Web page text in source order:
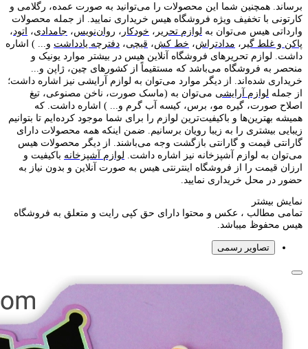
برساند. همچنین شما این محصولات را می‌توانید به صورت عمده، رگلامی و
کارتونی با تخفیف ویژه فروشگاه هیس خریداری نمایید. از جمله محصولات
وارداتی هیس می‌توان به لوازم تحریر ، خودکار ، روان‌نویس، جامدادی، اتود ،
پاکن و غلط گیر ، مدادتراش، خط کش، قیچی، دفترچه یادداشت و... ) اشاره
داشت. لوازم تحریر‌های فروشگاه آنلاین هیس در بیشتر موارد یونیک و
منحصر به فروشگاه می‌باشد که مستقیماً از کشور‌های چین، ژاپن و...
خریداری شده‌اند. از دیگر موارد می‌توان به لوازم آرایشی نیز اشاره داشت؛
از جمله لوازم آرایشی می‌توان به (ماسک صورت، ناخن مصنوعی، تیغ
اصلاح صورت، گیره مو، برس، کیسه آب گرم و... ) اشاره داشت. که
همیشه بهترین‌ها و باکیفیت‌ترین لوازم را برای شما موجود کرده‌ایم تا بتوانیم
زیبایی بیشتری را به زیبا رویان برسانیم. ضمن اینکه همه محصولات دارای
گارانتی قیمت و گارانتی بازگشت وجه می‌باشند. از دیگر محصولات هیس
می‌توان به لوازم آشپزخانه نیز اشاره داشت. لوازم آشپزخانه باکیفیت و
ارزان قیمت را از فروشگاه اینترنتی هیس به صورت آنلاین و بدون نیاز به
حضور در محل خریداری نمایید.
نمایش بیشتر
تمامی مطالب ، عکس و محتوا دارای حق کپی رایت و متعلق به فروشگاه
هیس محفوظ میباشد.
تصاویر رسمی